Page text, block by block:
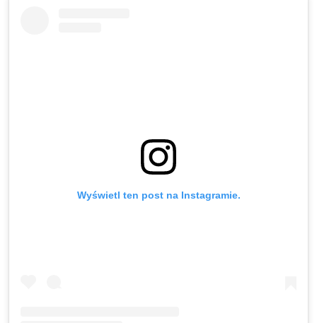
Wyświetl ten post na Instagramie.